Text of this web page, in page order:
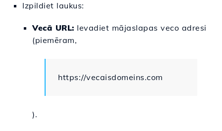
Izpildiet laukus:
Vecā URL: Ievadiet mājaslapas veco adresi
(piemēram,
https://vecaisdomeins.com
).